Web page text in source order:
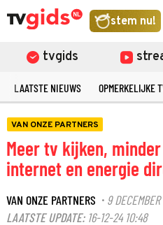
stem nu!
tvgids
LAATSTE NIEUWS OPMERKELIJKE
VAN ONZE PARTNERS
Meer tv kijken,
internet en energie
VAN ONZE PARTNERS · 9
LAATSTE UPDATE: 16-12-24 10:48